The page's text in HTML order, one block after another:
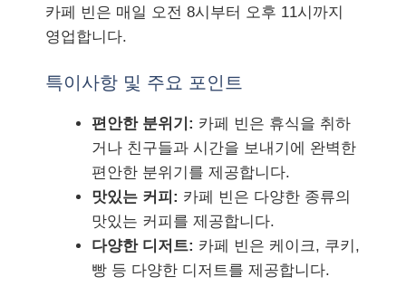
카페 빈은 매일 오전 8시부터 오후 11시까지
영업합니다.
특이사항 및 주요 포인트
편안한 분위기: 카페 빈은 휴식을 취하
거나 친구들과 시간을 보내기에 완벽한
편안한 분위기를 제공합니다.
맛있는 커피: 카페 빈은 다양한 종류의
맛있는 커피를 제공합니다.
다양한 디저트: 카페 빈은 케이크, 쿠키,
빵 등 다양한 디저트를 제공합니다.